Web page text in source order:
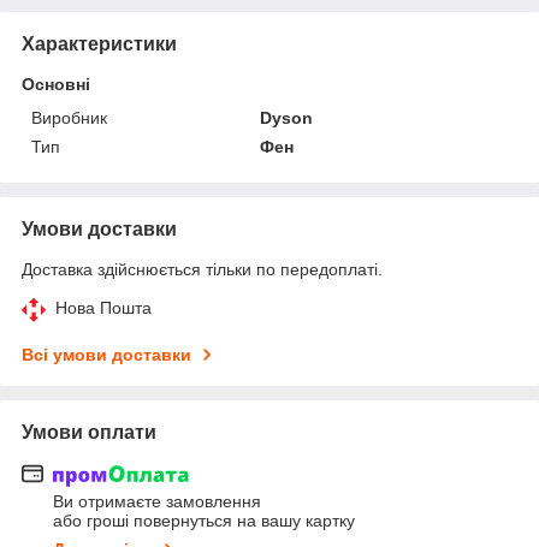
Характеристики
Основні
Виробник
Dyson
Тип
Фен
Умови доставки
Доставка здійснюється тільки по передоплаті.
Нова Пошта
Всі умови доставки
Умови оплати
Ви отримаєте замовлення
або гроші повернуться на вашу картку